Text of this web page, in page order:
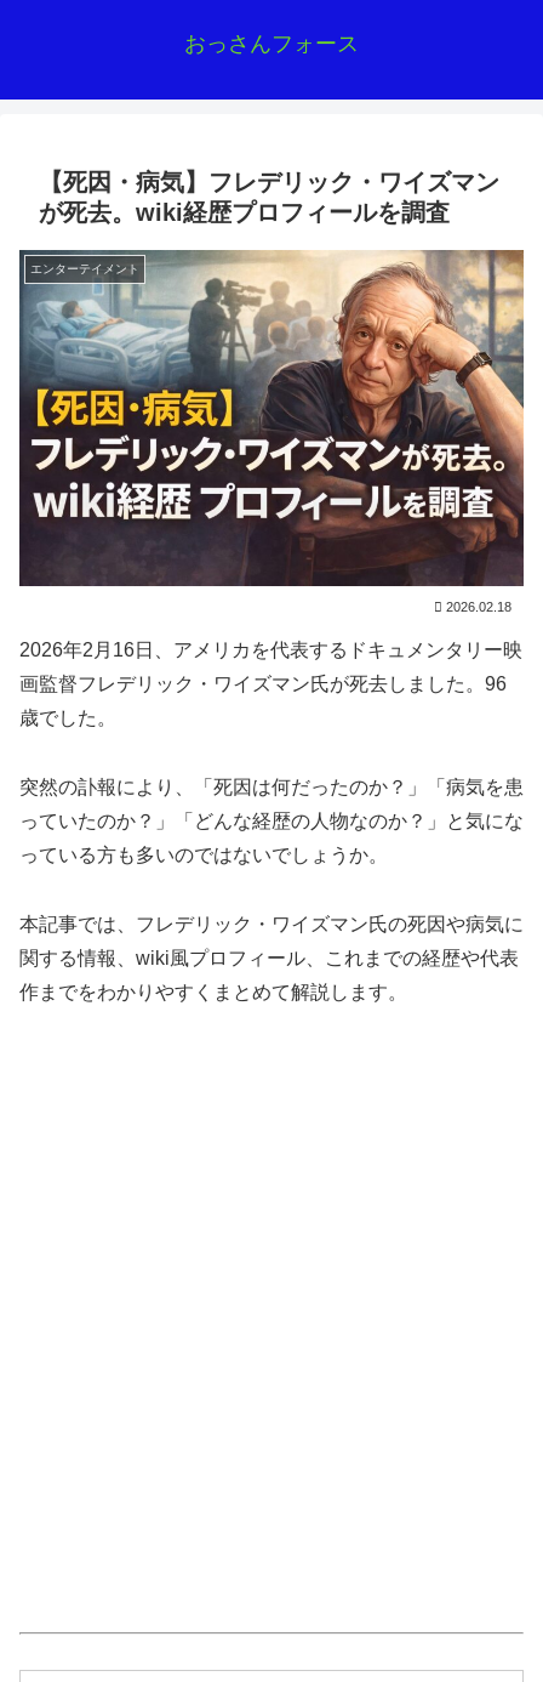
おっさんフォース
【死因・病気】フレデリック・ワイズマン
が死去。wiki経歴プロフィールを調査
エンターテイメント
2026.02.18
2026年2月16日、アメリカを代表するドキュメンタリー映
画監督フレデリック・ワイズマン氏が死去しました。96
歳でした。
突然の訃報により、「死因は何だったのか？」「病気を患
っていたのか？」「どんな経歴の人物なのか？」と気にな
っている方も多いのではないでしょうか。
本記事では、フレデリック・ワイズマン氏の死因や病気に
関する情報、wiki風プロフィール、これまでの経歴や代表
作までをわかりやすくまとめて解説します。